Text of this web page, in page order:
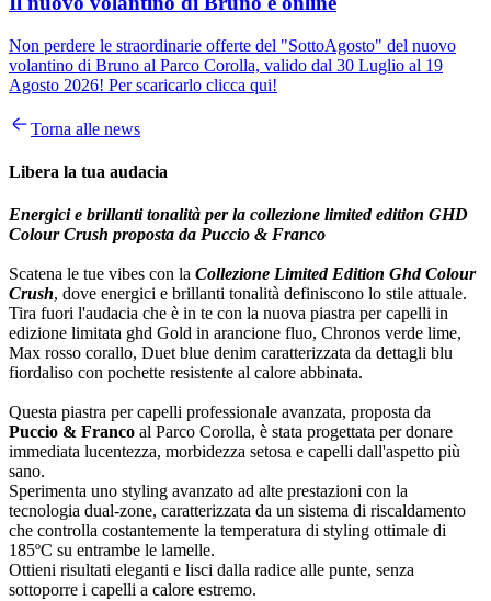
Non perdere le straordinarie offerte del "SottoAgosto" del nuovo
volantino di Bruno al Parco Corolla, valido dal 30 Luglio al 19
Agosto 2026! Per scaricarlo clicca qui!
Torna alle news
Libera la tua audacia
Energici e brillanti tonalità per la collezione limited edition GHD
Colour Crush proposta da Puccio & Franco
Scatena le tue vibes con la Collezione Limited Edition Ghd Colour
Crush, dove energici e brillanti tonalità definiscono lo stile attuale.
Tira fuori l'audacia che è in te con la nuova piastra per capelli in
edizione limitata ghd Gold in arancione fluo, Chronos verde lime,
Max rosso corallo, Duet blue denim caratterizzata da dettagli blu
fiordaliso con pochette resistente al calore abbinata.
Questa piastra per capelli professionale avanzata, proposta da
Puccio & Franco al Parco Corolla, è stata progettata per donare
immediata lucentezza, morbidezza setosa e capelli dall'aspetto più
sano.
Sperimenta uno styling avanzato ad alte prestazioni con la
tecnologia dual-zone, caratterizzata da un sistema di riscaldamento
che controlla costantemente la temperatura di styling ottimale di
185ºC su entrambe le lamelle.
Ottieni risultati eleganti e lisci dalla radice alle punte, senza
sottoporre i capelli a calore estremo.